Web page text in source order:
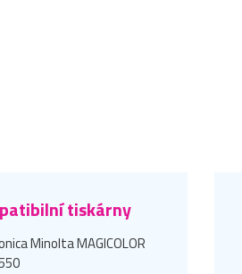
tiskárny
Minolta MAGICOLOR